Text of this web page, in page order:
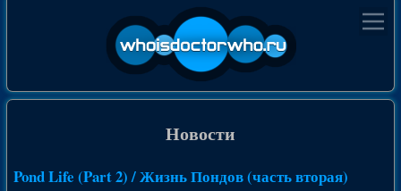
Новости
Pond Life (Part 2) / Жизнь Пондов (часть вторая)